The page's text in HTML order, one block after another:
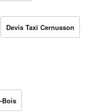
Devis Taxi Cernusson
Bois